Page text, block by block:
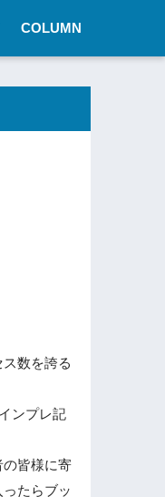
COLUMN
ス数を誇る
ンプレ記
の皆様に寄
たらブッ